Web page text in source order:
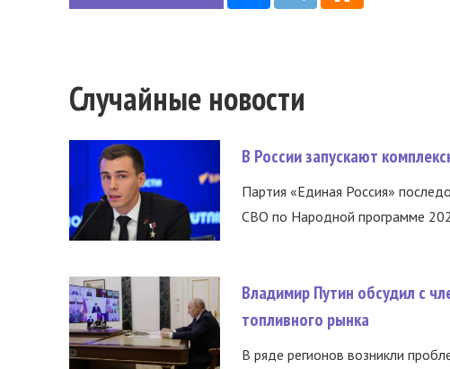
Случайные новости
В России запускают
Партия «Единая Россия»
СВО по Народной программе
Владимир Путин обсудил с
топливного рынка
В ряде регионов возникли